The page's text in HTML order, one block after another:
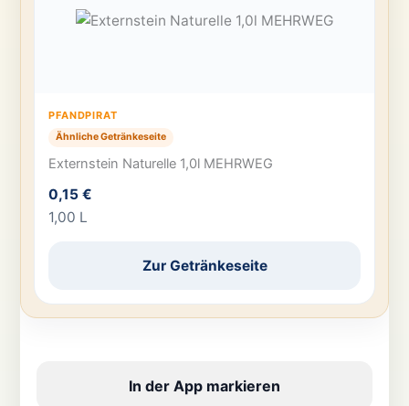
PFANDPIRAT
Ähnliche Getränkeseite
Externstein Naturelle 1,0l MEHRWEG
0,15 €
1,00 L
Zur Getränkeseite
In der App markieren